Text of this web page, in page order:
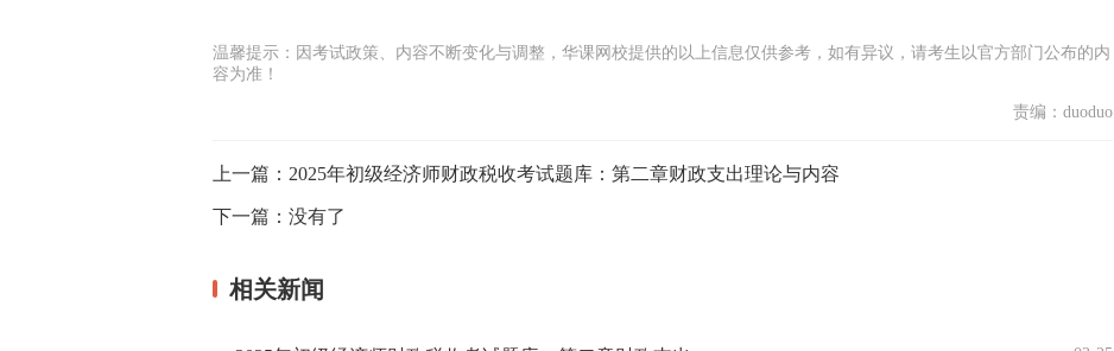
温馨提示：因考试政策、内容不断变化与调整，华课网校提供的以上信息仅供参考，如有异议，请考生以官方部门公布的内
容为准！
责编：duoduo
上一篇： 2025年初级经济师财政税收考试题库：第二章财政支出理论与内容
下一篇： 没有了
相关新闻